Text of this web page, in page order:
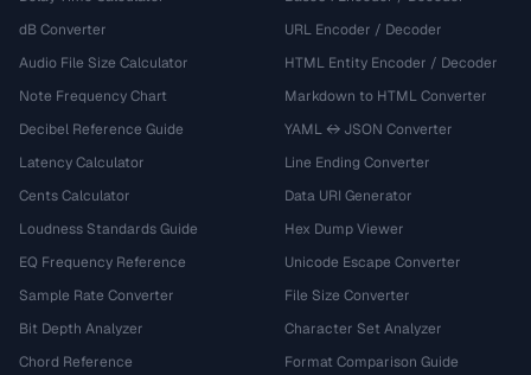
dB Converter
Audio File Size Calculator
Note Frequency Chart
Decibel Reference Guide
Latency Calculator
Cents Calculator
Loudness Standards Guide
EQ Frequency Reference
Sample Rate Converter
Bit Depth Analyzer
Chord Reference
URL Encoder / Decoder
HTML Entity Encoder / Decoder
Markdown to HTML Converter
YAML ↔ JSON Converter
Line Ending Converter
Data URI Generator
Hex Dump Viewer
Unicode Escape Converter
File Size Converter
Character Set Analyzer
Format Comparison Guide